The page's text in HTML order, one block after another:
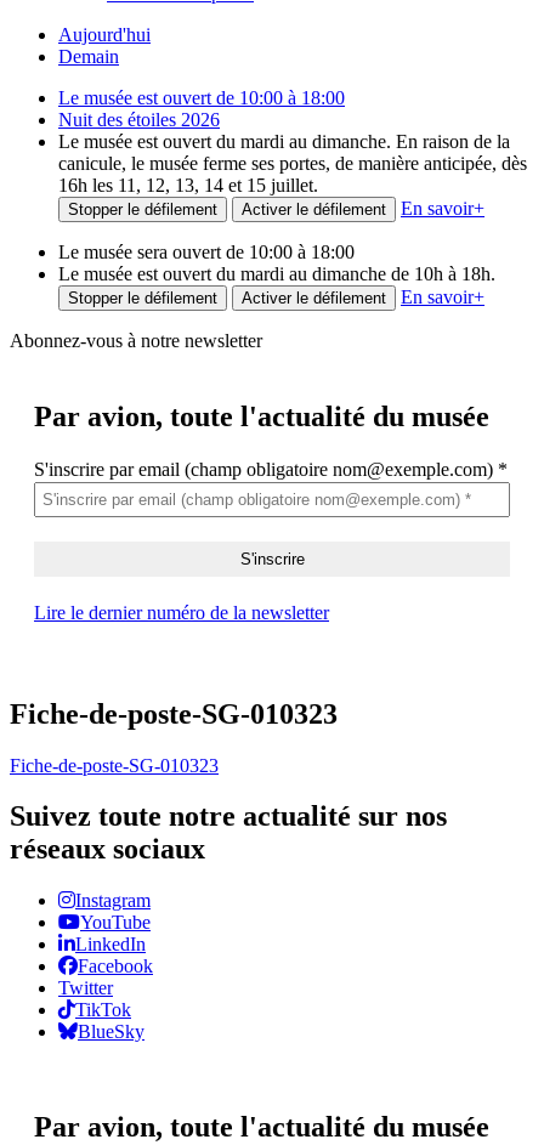
Aujourd'hui
Demain
Le musée est ouvert de 10:00 à 18:00
Nuit des étoiles 2026
Le musée est ouvert du mardi au dimanche. En raison de la
canicule, le musée ferme ses portes, de manière anticipée, dès
16h les 11, 12, 13, 14 et 15 juillet.
Stopper le défilement Activer le défilement En savoir+
Le musée sera ouvert de 10:00 à 18:00
Le musée est ouvert du mardi au dimanche de 10h à 18h.
Stopper le défilement Activer le défilement En savoir+
Abonnez-vous à notre newsletter
Par avion, toute l'actualité du musée
S'inscrire par email (champ obligatoire nom@exemple.com) *
Lire le dernier numéro de la newsletter
Fiche-de-poste-SG-010323
Fiche-de-poste-SG-010323
Suivez toute notre actualité sur nos
réseaux sociaux
Instagram
YouTube
LinkedIn
Facebook
Twitter
TikTok
BlueSky
Par avion, toute l'actualité du musée